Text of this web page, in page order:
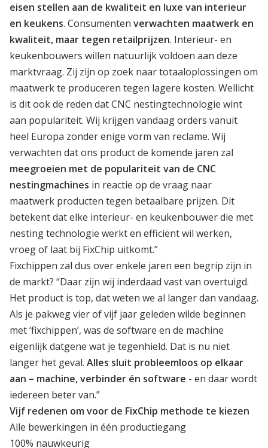
eisen stellen aan de kwaliteit en luxe van interieur
en keukens. Consumenten verwachten maatwerk en
kwaliteit, maar tegen retailprijzen. Interieur- en
keukenbouwers willen natuurlijk voldoen aan deze
marktvraag. Zij zijn op zoek naar totaaloplossingen om
maatwerk te produceren tegen lagere kosten. Wellicht
is dit ook de reden dat CNC nestingtechnologie wint
aan populariteit. Wij krijgen vandaag orders vanuit
heel Europa zonder enige vorm van reclame. Wij
verwachten dat ons product de komende jaren zal
meegroeien met de populariteit van de CNC
nestingmachines in reactie op de vraag naar
maatwerk producten tegen betaalbare prijzen. Dit
betekent dat elke interieur- en keukenbouwer die met
nesting technologie werkt en efficiënt wil werken,
vroeg of laat bij FixChip uitkomt.”
Fixchippen zal dus over enkele jaren een begrip zijn in
de markt? “Daar zijn wij inderdaad vast van overtuigd.
Het product is top, dat weten we al langer dan vandaag.
Als je pakweg vier of vijf jaar geleden wilde beginnen
met ‘fixchippen’, was de software en de machine
eigenlijk datgene wat je tegenhield. Dat is nu niet
langer het geval. Alles sluit probleemloos op elkaar
aan – machine, verbinder én software - en daar wordt
iedereen beter van.”
Vijf redenen om voor de FixChip methode te kiezen
Alle bewerkingen in één productiegang
100% nauwkeurig